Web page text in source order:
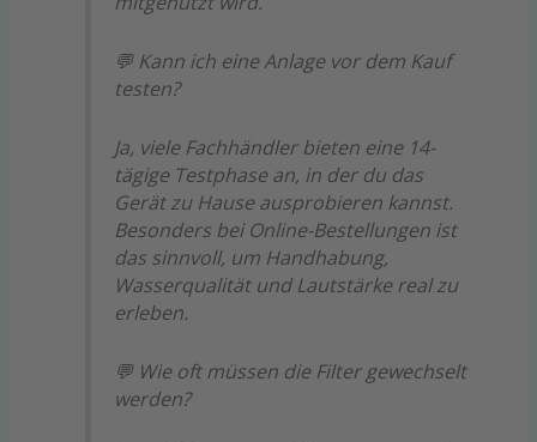
💬 Kann ich eine Anlage vor dem Kauf
testen?
Ja, viele Fachhändler bieten eine 14-
tägige Testphase an, in der du das
Gerät zu Hause ausprobieren kannst.
Besonders bei Online-Bestellungen ist
das sinnvoll, um Handhabung,
Wasserqualität und Lautstärke real zu
erleben.
💬 Wie oft müssen die Filter gewechselt
werden?